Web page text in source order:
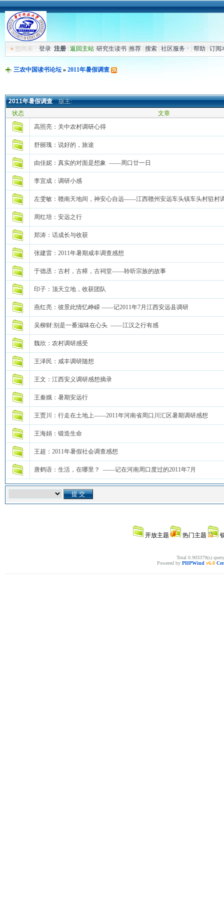
»您尚未 登录 注册| 返回主站| 研究生读书| 推荐| 搜索| 社区服务 帮助 订阅
三农中国读书论坛» 2011年暑假调查
2011年暑假调查版主:
状态
文章
高照亮：关中农村调研心得
舒丽瑰：说好的，旅途
由佳妮：真实的对面是想象 ——周口廿一日
李宜成：调研小感
左雯敏：赣南天地间，神安心自远——江西赣州安远车头镇车头村驻村
周红培：安远之行
郑涛：话成长与收获
张建雷：2011年暑期咸丰调查感想
于德丞：古村，古樟，古祠堂——聆听宗族的故事
印子：顶天立地，收获团队
燕红亮：彼景此情忆峥嵘 ——记2011年7月江西安远县调研
吴柳财:别是一番滋味在心头 ——江汉之行有感
魏欣：农村调研感受
王泽民：咸丰调研随想
王文：江西安义调研感想摘录
王秦娥：暑期安远行
王贾川：行走在土地上——2011年河南省周口川汇区暑期调研感想
王海娟：锻造生命
王超：2011年暑假社会调查感想
唐鹤语：生活，在哪里？ ——记在河南周口度过的2011年7月
开放主题 热门主题
Total 0.903379(s)
Powered by PHPWind v6.0